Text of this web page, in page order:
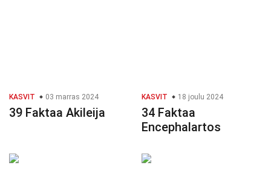
KASVIT 03 marras 2024
39 Faktaa Akileija
KASVIT 18 joulu 2024
34 Faktaa
Encephalartos